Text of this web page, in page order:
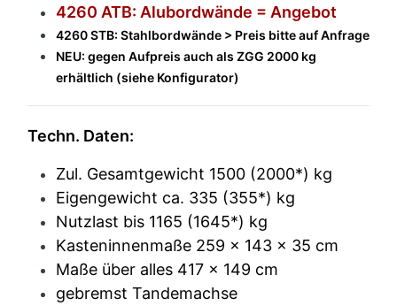
4260 ATB: Alubordwände = Angebot
4260 STB: Stahlbordwände > Preis bitte auf Anfrage
NEU: gegen Aufpreis auch als ZGG 2000 kg
erhältlich (siehe Konfigurator)
Techn. Daten:
Zul. Gesamtgewicht 1500 (2000*) kg
Eigengewicht ca. 335 (355*) kg
Nutzlast bis 1165 (1645*) kg
Kasteninnenmaße 259 x 143 x 35 cm
Maße über alles 417 x 149 cm
gebremst Tandemachse